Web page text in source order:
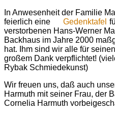
In Anwesenheit der Familie
feierlich eine
Gedenktafel
verstorbenen Hans-Werner
Backhaus im Jahre 2000
hat. Ihm sind wir alle für
großem Dank verpflichtet!
Rybak Schmiedekunst)
Wir freuen uns, daß auch
Harmuth mit seiner Frau, der
Cornelia Harmuth